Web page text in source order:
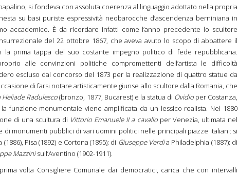
si fondeva con assoluta coerenza al linguaggio adottato nella propria
su basi puriste espressività neobarocche d’ascendenza berniniana in
accademico. È da ricordare infatti come l’anno precedente lo scultore
del 22 ottobre 1867, che aveva avuto lo scopo di abbattere il
la prima tappa del suo costante impegno politico di fede repubblicana.
alle convinzioni politiche compromettenti dell’artista le difficoltà
escluso dal concorso del 1873 per la realizzazione di quattro statue da
di farsi notare artisticamente giunse allo scultore dalla Romania, che
Radulesco(bronzo, 1877, Bucarest) e la statua di Ovidioper Costanza,
funzione monumentale viene amplificata da un lessico realista. Nel 1880
di una scultura di Vittorio Emanuele II a cavalloper Venezia, ultimata nel
di monumenti pubblici di vari uomini politici nelle principali piazze italiani: si
Pisa (1892) e Cortona (1895); di Giuseppe Verdia Philadelphia (1887); di
Mazzinisull’Aventino (1902-1911).
volta Consigliere Comunale dai democratici, carica che con intervalli